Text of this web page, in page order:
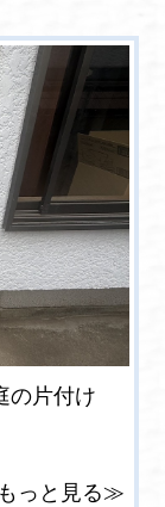
の片付け
もっと見る≫